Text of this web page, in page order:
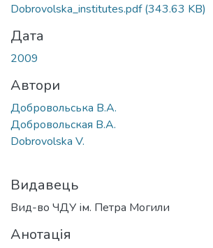
Dobrovolska_institutes.pdf(343.63 KB)
Дата
2009
Автори
Добровольська В.А.
Добровольская В.А.
Dobrovolska V.
Видавець
Вид-во ЧДУ ім. Петра Могили
Анотація